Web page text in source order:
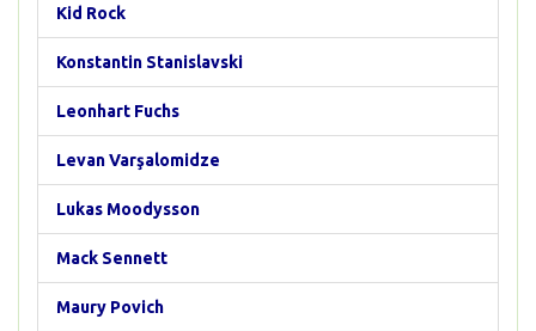
Kid Rock
Konstantin Stanislavski
Leonhart Fuchs
Levan Varşalomidze
Lukas Moodysson
Mack Sennett
Maury Povich